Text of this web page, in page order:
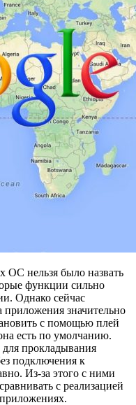
ОС нельзя было назвать
функции сильно
Однако сейчас
приложения значительно
с помощью плей
есть по умолчанию.
прокладывания
подключения к
Из-за этого с ними
с реализацией